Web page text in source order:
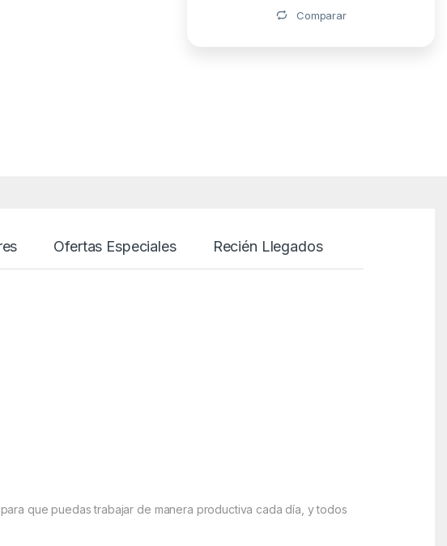
Comparar
Ofertas Especiales Recién Llegados
que puedas trabajar de manera productiva cada día, y todos